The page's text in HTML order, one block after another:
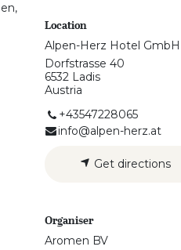
Location
Alpen-Herz Hotel GmbH
Dorfstrasse 40
6532 Ladis
Austria
+43547228065
info@alpen-herz.at
Get directions
Organiser
Aromen BV